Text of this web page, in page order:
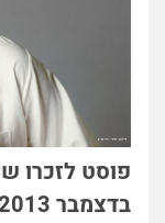
בדצמבר 2013